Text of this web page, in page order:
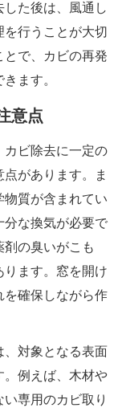
た後は、風通し
行うことが大切
とで、カビの再発
ます。
意点
カビ除去に一定の
があります。ま
質が含まれてい
分な換気が必要で
の臭いがこも
ります。窓を開け
を確保しながら作
、対象となる表面
。例えば、木材や
専用のカビ取り